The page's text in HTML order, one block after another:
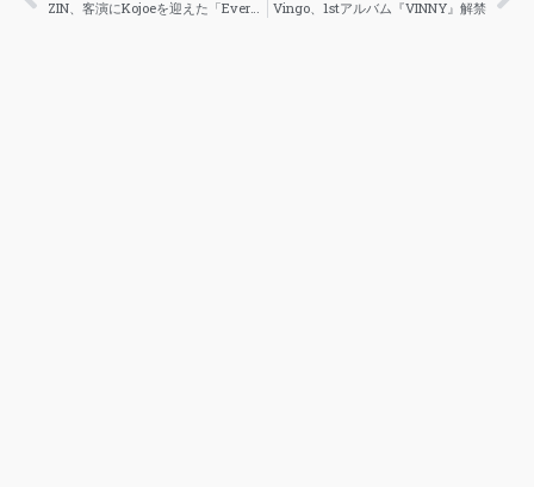
ZIN、客演にKojoeを迎えた「Everytime I」をリリース Vingo、1stアルバム『VINNY』解禁